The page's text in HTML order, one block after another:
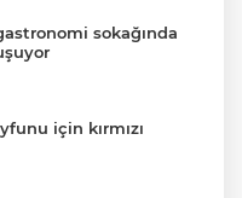
sokağında
için kırmızı